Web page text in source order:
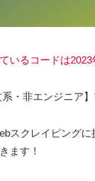
いるコードは
系・非エンジニア
スクレイピング
ます！